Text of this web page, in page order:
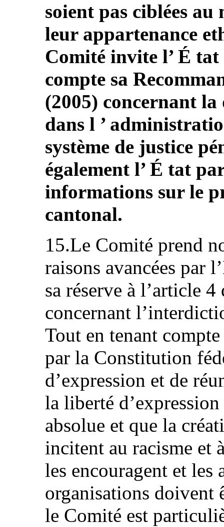
soient pas ciblées
leur appartenance
Comité invite l’ É
compte sa
(2005) concernant
dans l ’
système de justice
également l’ É tat
informations sur le
cantonal.
15.Le Comité prend
raisons avancées par
sa réserve à l’article
concernant
Tout en tenant
par la Constitution
d’expression et de
la liberté
absolue et que la
incitent au racisme et
les encouragent et les
organisations doivent
le Comité est